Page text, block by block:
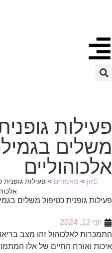
פעילות
משלים
אלכוהוליים
Eזון > מאמרים > פעילות
פעילות גופנית כטיפול משלים
יוני 12, 2024
התמכרות לאלכוהול זהו מצב
איכות ואורח החיים של אלו